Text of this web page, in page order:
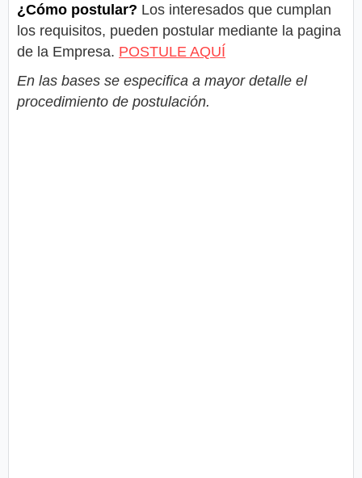
¿Cómo postular? Los interesados que cumplan
los requisitos, pueden postular mediante la pagina
de la Empresa. POSTULE AQUÍ
En las bases se especifica a mayor detalle el
procedimiento de postulación.